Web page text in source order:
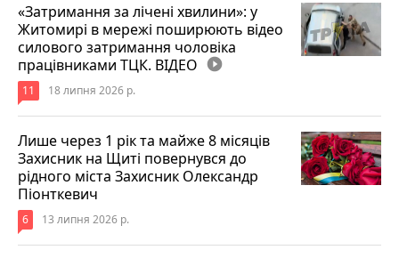
«Затримання за лічені хвилини»: у
Житомирі в мережі поширюють відео
силового затримання чоловіка
працівниками ТЦК. ВІДЕО play_circle_filled
11 18 липня 2026 р.
Лише через 1 рік та майже 8 місяців
Захисник на Щиті повернувся до
рідного міста Захисник Олександр
Піонткевич
6 13 липня 2026 р.